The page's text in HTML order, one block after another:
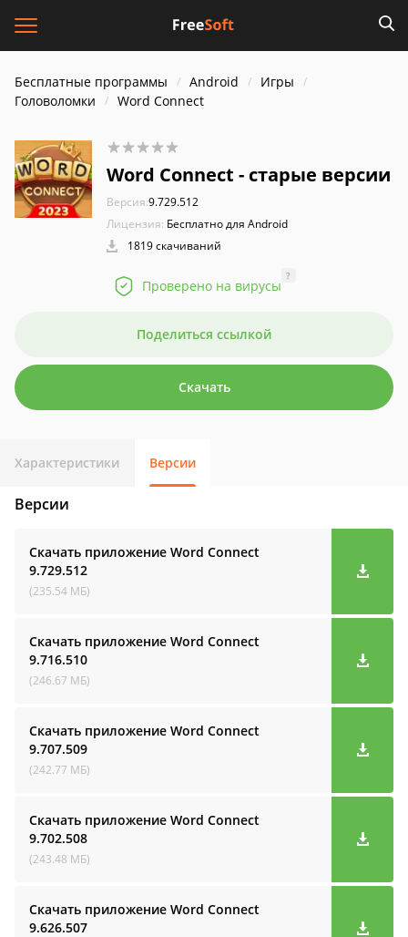
Бесплатные программы Android
Игры
Головоломки
Word Connect
Word Connect - старые версии
Версия:9.729.512
Лицензия: Бесплатно для Android
1819 скачиваний
Проверено на вирусы
?
Поделиться ссылкой
Скачать
Характеристики Версии
Версии
Скачать приложение Word Connect
9.729.512
(235.54 МБ)
Скачать приложение Word Connect
9.716.510
(246.67 МБ)
Скачать приложение Word Connect
9.707.509
(242.77 МБ)
Скачать приложение Word Connect
9.702.508
(243.48 МБ)
Скачать приложение Word Connect
9.626.507